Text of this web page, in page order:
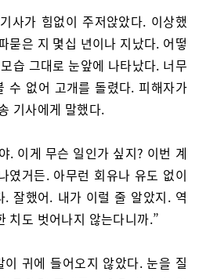
사가 힘없이 주저앉았다. 이상했
묻은 지 몇십 년이나 지났다. 어떻
습 그대로 눈앞에 나타났다. 너무
수 없어 고개를 돌렸다. 피해자가
기사에게 말했다.
. 이게 무슨 일인가 싶지? 이번 계
였거든. 아무런 회유나 유도 없이
잘했어. 내가 이럴 줄 알았지. 역
치도 벗어나지 않는다니까.”
귀에 들어오지 않았다. 눈을 질